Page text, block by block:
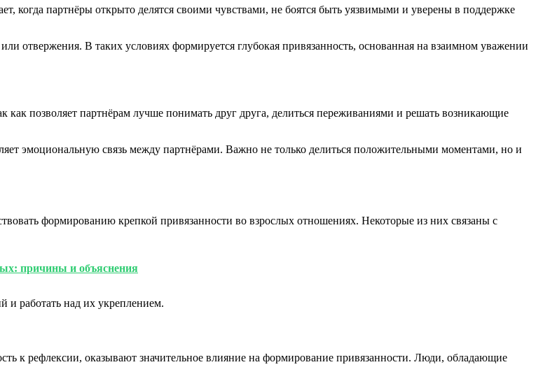
когда партнёры открыто делятся своими чувствами, не боятся быть уязвимыми и уверены в поддержке
отвержения. В таких условиях формируется глубокая привязанность, основанная на взаимном уважении
позволяет партнёрам лучше понимать друг друга, делиться переживаниями и решать возникающие
эмоциональную связь между партнёрами. Важно не только делиться положительными моментами, но и
формированию крепкой привязанности во взрослых отношениях. Некоторые из них связаны с
причины и объяснения
и работать над их укреплением.
к рефлексии, оказывают значительное влияние на формирование привязанности. Люди, обладающие